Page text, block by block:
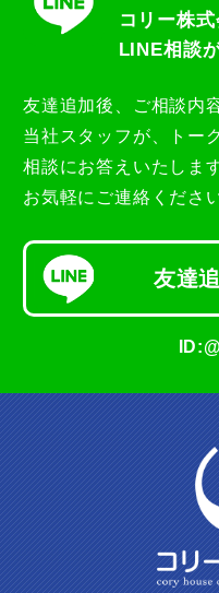
ミセル
無添加石けん
コリー株式
LINE相談
友達追加後、ご相談内
当社スタッフが、トー
相談にお答えいたします
お気軽にご連絡ください
友達